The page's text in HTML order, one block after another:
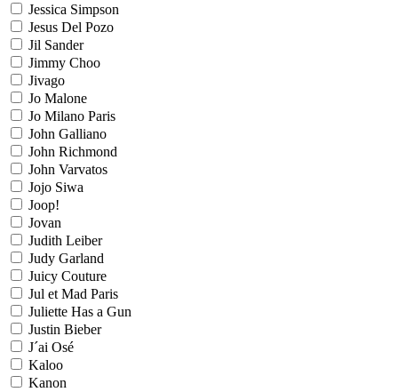
Jessica Simpson
Jesus Del Pozo
Jil Sander
Jimmy Choo
Jivago
Jo Malone
Jo Milano Paris
John Galliano
John Richmond
John Varvatos
Jojo Siwa
Joop!
Jovan
Judith Leiber
Judy Garland
Juicy Couture
Jul et Mad Paris
Juliette Has a Gun
Justin Bieber
J´ai Osé
Kaloo
Kanon